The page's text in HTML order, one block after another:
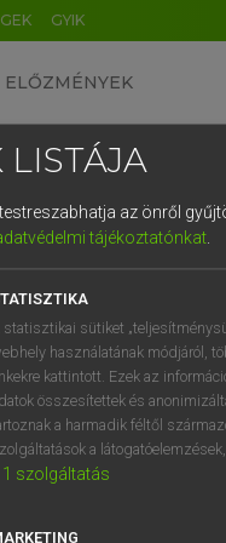
GYIK
ELŐZMÉNYEK
szótár
VAN ELŐFIZETÉSED?
megtekintéséhez.
LISTÁJA
az önről
tájékoztatónkat.
statisztikai sütiket
használatának módjáról,
kattintott. Ezek az
összesítettek és
a harmadik féltől
a
1 szolgáltatás
DE CN FR ES IT NL
1 2 3 4
q w e
a s d f
í y x c